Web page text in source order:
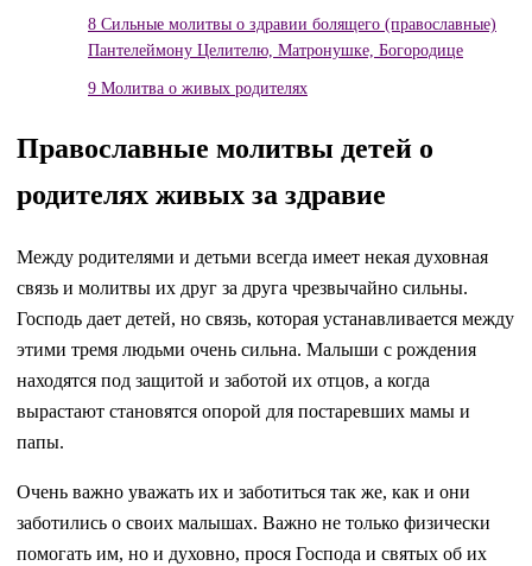
8 Сильные молитвы о здравии болящего (православные)
Пантелеймону Целителю, Матронушке, Богородице
9 Молитва о живых родителях
Православные молитвы детей о
родителях живых за здравие
Между родителями и детьми всегда имеет некая духовная
связь и молитвы их друг за друга чрезвычайно сильны.
Господь дает детей, но связь, которая устанавливается между
этими тремя людьми очень сильна. Малыши с рождения
находятся под защитой и заботой их отцов, а когда
вырастают становятся опорой для постаревших мамы и
папы.
Очень важно уважать их и заботиться так же, как и они
заботились о своих малышах. Важно не только физически
помогать им, но и духовно, прося Господа и святых об их